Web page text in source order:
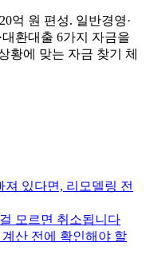
억 원 편성. 일반경영·
대환대출 6가지 자금을
황에 맞는 자금 찾기 체
있다면, 리모델링 전
모르면 취소됩니다
산 전에 확인해야 할